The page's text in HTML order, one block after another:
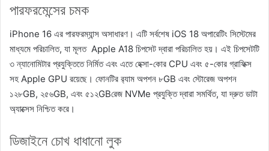
পারফরমেন্সের চমক
iPhone 16 এর পারফরম্যান্স অসাধারণ। এটি সর্বশেষ iOS 18 অপারেটিং সিস্টেমের
মাধ্যমে পরিচালিত, যা মূলত Apple A18 চিপসেট দ্বারা পরিচালিত হয়। এই চিপসেটটি
৩ ন্যানোমিটার প্রযুক্তিতে নির্মিত এবং এতে হেক্সা-কোর CPU এবং ৫-কোর গ্রাফিক্স
সহ Apple GPU রয়েছে। ফোনটির র‍্যাম অপশন ৮GB এবং স্টোরেজ অপশন
১২৮GB, ২৫৬GB, এবং ৫১২GBরেজ NVMe প্রযুক্তি দ্বারা সমর্থিত, যা দ্রুত ডাটা
অ্যাক্সেস নিশ্চিত করে।
ডিজাইনে চোখ ধাধানো লুক